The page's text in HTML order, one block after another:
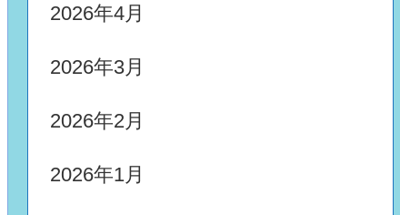
2026年4月
2026年3月
2026年2月
2026年1月